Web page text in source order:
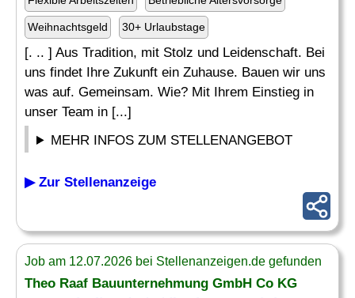
Weihnachtsgeld 30+ Urlaubstage
[. .. ] Aus Tradition, mit Stolz und Leidenschaft. Bei
uns findet Ihre Zukunft ein Zuhause. Bauen wir uns
was auf. Gemeinsam. Wie? Mit Ihrem Einstieg in
unser Team in [...]
MEHR INFOS ZUM STELLENANGEBOT
▶ Zur Stellenanzeige
Job am 12.07.2026 bei Stellenanzeigen.de gefunden
Theo Raaf Bauunternehmung GmbH Co KG